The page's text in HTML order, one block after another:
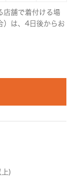
店舗で着付ける場
）は、4日後からお
)